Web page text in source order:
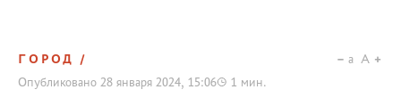
ГОРОД
Опубликовано 28 января 2024, 15:06 1 мин.
a A